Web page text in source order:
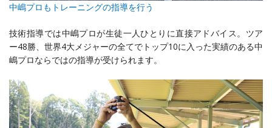
中嶋プロもトレーニングの指導を行う
技術指導では中嶋プロが生徒一人ひとりに直接アドバイス。ツア
ー48勝、世界4大メジャーの全てでトップ10に入った実績のある中
嶋プロならではの指導が受けられます。